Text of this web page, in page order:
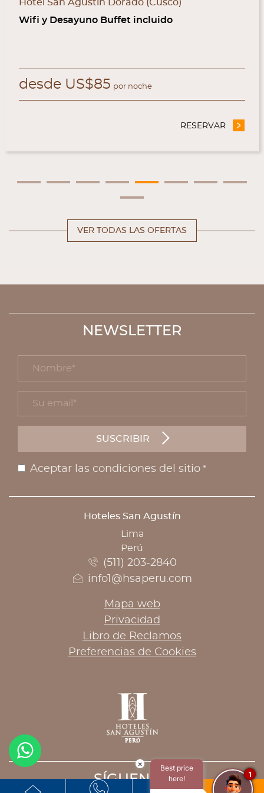
Hotel San Agustin Dorado (Cusco)
Wifi y Desayuno Buffet incluido
desde US$85 por noche
RESERVAR -
VER TODAS LAS OFERTAS
NEWSLETTER
Nombre *
Su email *
SUSCRIBIR
Aviso legal
Aceptar las condiciones del sitio *
DIRECCIÓNHoteles San Agustín
Lima
Perú
(511) 203-2840
info1@hsaperu.com
Mapa web
Privacidad
Libro de Reclamos
Preferencias de Cookies
SÍGUENOS
×
Best price
here!
1